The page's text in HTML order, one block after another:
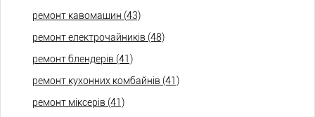
ремонт кавомашин (43)
ремонт електрочайників (48)
ремонт блендерів (41)
ремонт кухонних комбайнів (41)
ремонт міксерів (41)